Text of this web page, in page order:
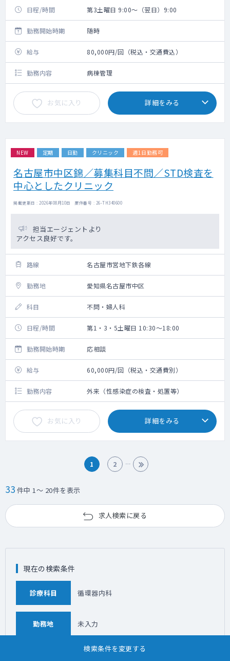
日程/時間 第3土曜日 9:00～（翌日）9:00
勤務開始時期 随時
給与 80,000円/回（税込・交通費込）
勤務内容 病棟管理
お気に入り 詳細をみる
NEW 定期 日勤 クリニック 週1日勤務可
名古屋市中区錦／募集科目不問／STD検査を
中心としたクリニック
掲載更新日 : 2026年08月10日 案件番号 : 26-TH340600
担当エージェントより
アクセス良好です。
路線 名古屋市営地下鉄各線
勤務地 愛知県名古屋市中区
科目 不問・婦人科
日程/時間 第1・3・5土曜日 10:30～18:00
勤務開始時期 応相談
給与 60,000円/回（税込・交通費別）
勤務内容 外来（性感染症の検査・処置等）
お気に入り 詳細をみる
1 2
33 件中 1～ 20件を表示
求人検索に戻る
検索条件を変更する
現在の検索条件
診療科目 循環器内科
勤務地 未入力
新着のみ